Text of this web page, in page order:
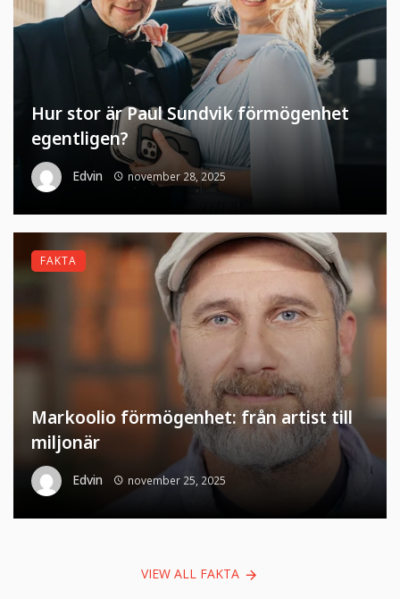
Hur stor är Paul Sundvik förmögenhet
egentligen?
Edvin november 28, 2025
Markoolio förmögenhet: från artist till
miljonär
Edvin november 25, 2025
FAKTA
VIEW ALL FAKTA